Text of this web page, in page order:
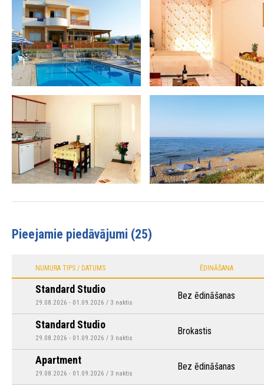
Pieejamie piedāvājumi (25)
NUMURA TIPS / DATUMS ĒDINĀŠANA
Standard Studio
29.08.2026 - 01.09.2026 / 3 naktis
Bez ēdināšanas
Standard Studio
29.08.2026 - 01.09.2026 / 3 naktis
Brokastis
Apartment
29.08.2026 - 01.09.2026 / 3 naktis
Bez ēdināšanas